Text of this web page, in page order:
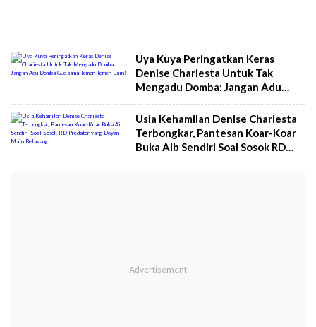
Uya Kuya Peringatkan Keras
Denise Chariesta Untuk Tak
Mengadu Domba: Jangan Adu
Domba Gue sama Temen-Temen
Lain!
Usia Kehamilan Denise Chariesta
Terbongkar, Pantesan Koar-Koar
Buka Aib Sendiri Soal Sosok RD